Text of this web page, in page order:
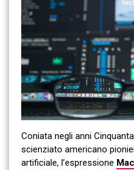
Coniata negli anni
scienziato americano
artificiale, l’espressione